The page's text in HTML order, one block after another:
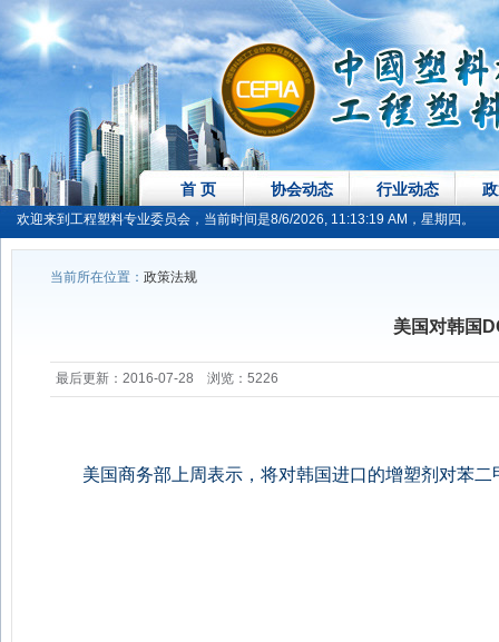
首 页 协会动态 行业动态
欢迎来到工程塑料专业委员会，当前时间是8/6/2026, 11:13:19 AM，星期四。
当前所在位置： 政策法规
美国对韩国
最后更新：2016-07-28 浏览：5226
美国商务部上周表示，将对韩国进口的增塑剂对苯二